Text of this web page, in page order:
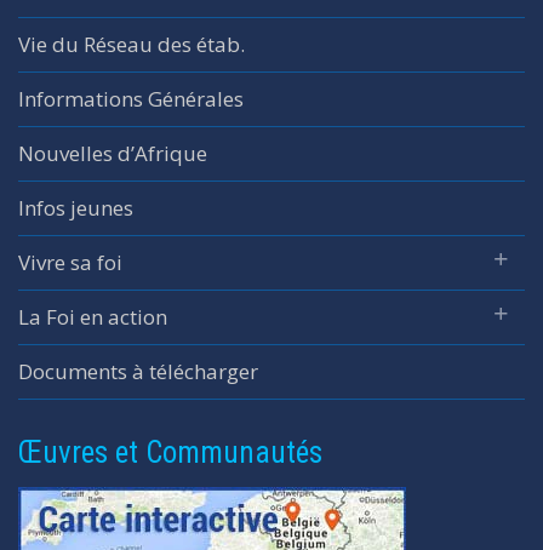
Vie du Réseau des étab.
Informations Générales
Nouvelles d’Afrique
Infos jeunes
Vivre sa foi
La Foi en action
Documents à télécharger
Œuvres et Communautés